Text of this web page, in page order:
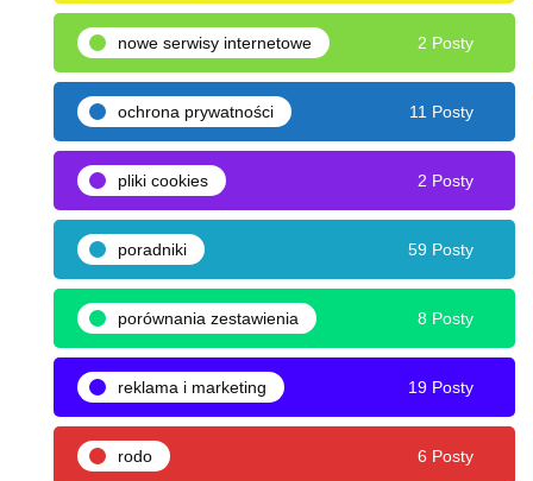
nowe serwisy internetowe 2 Posty
ochrona prywatności 11 Posty
pliki cookies 2 Posty
poradniki 59 Posty
porównania zestawienia 8 Posty
reklama i marketing 19 Posty
rodo 6 Posty